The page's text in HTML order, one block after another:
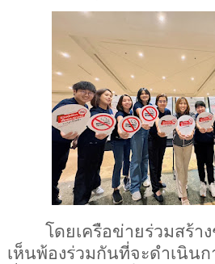
โดยเครือข่ายร่วมสร้
เห็นพ้องร่วมกันที่จะดำเนิน